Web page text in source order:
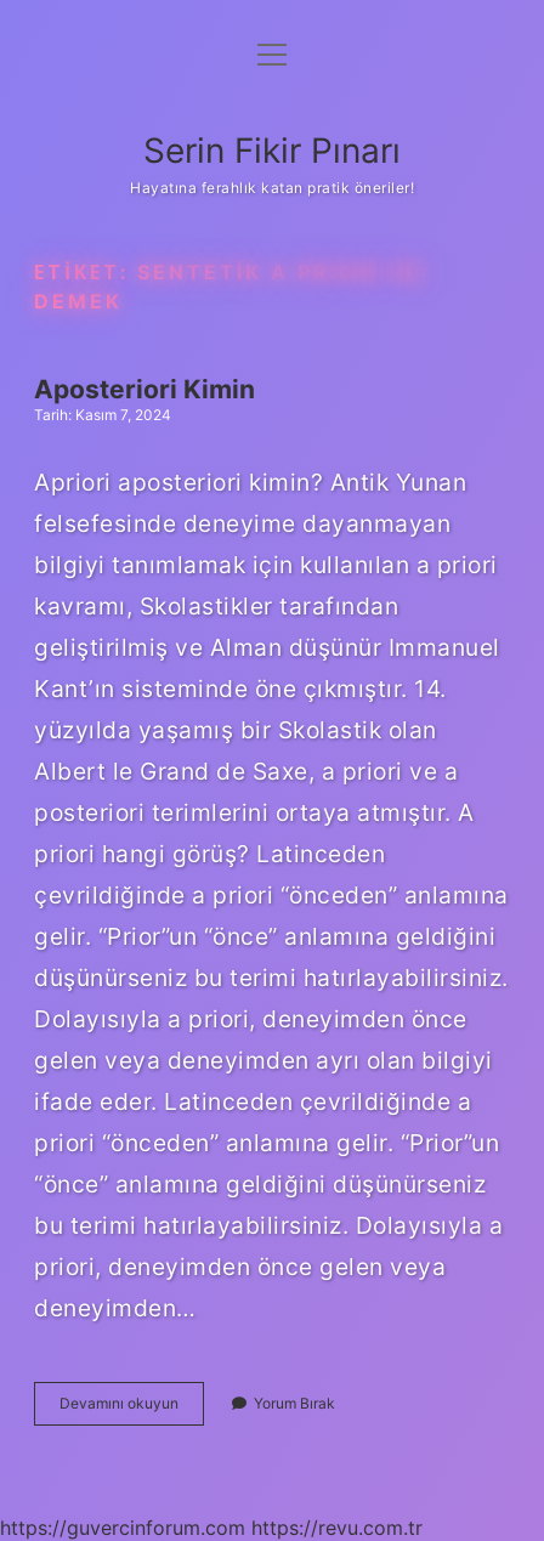
Gizlilik Politikası
Yasal Uyarı
menüyü
Serin Fikir Pınarı
Hayatına ferahlık katan pratik öneriler!
ETIKET: SENTETIK A PRIORI NE
DEMEK
Aposteriori Kimin
Tarih: Kasım 7, 2024
Apriori aposteriori kimin? Antik Yunan
felsefesinde deneyime dayanmayan
bilgiyi tanımlamak için kullanılan a priori
kavramı, Skolastikler tarafından
geliştirilmiş ve Alman düşünür Immanuel
Kant’ın sisteminde öne çıkmıştır. 14.
yüzyılda yaşamış bir Skolastik olan
Albert le Grand de Saxe, a priori ve a
posteriori terimlerini ortaya atmıştır. A
priori hangi görüş? Latinceden
çevrildiğinde a priori “önceden” anlamına
gelir. “Prior”un “önce” anlamına geldiğini
düşünürseniz bu terimi hatırlayabilirsiniz.
Dolayısıyla a priori, deneyimden önce
gelen veya deneyimden ayrı olan bilgiyi
ifade eder. Latinceden çevrildiğinde a
priori “önceden” anlamına gelir. “Prior”un
“önce” anlamına geldiğini düşünürseniz
bu terimi hatırlayabilirsiniz. Dolayısıyla a
priori, deneyimden önce gelen veya
deneyimden…
Devamını okuyun Aposteriori
Kimin
Yorum Bırak
https://guvercinforum.com https://revu.com.tr